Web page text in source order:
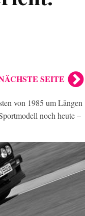
SEITE
von 1985 um Längen
noch heute –